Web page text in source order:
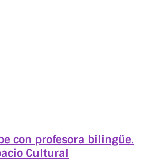
con profesora bilingüe.
Cultural